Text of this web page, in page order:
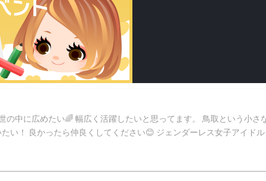
ンダーレス女子アイドルグループ 『SOLsion』 @KOA_SOLsion 👉舞台『夢見てプラネ